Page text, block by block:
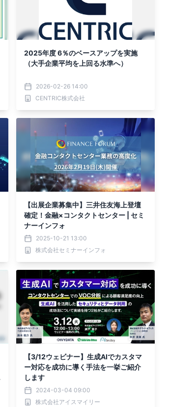
2025年度 6％のベースアップを実施
（大手企業平均を上回る水準へ）
2026-02-26 14:00
CENTRIC株式会社
【出展企業募集中】三井住友海上登壇
確定！金融×コンタクトセンター | セミ
ナーインフォ
2025-10-21 13:00
株式会社セミナーインフォ
【3/12ウェビナー】生成AIでカスタマ
ー対応を成功に導く手法を一挙ご紹介
します
2024-03-04 09:00
株式会社アイスマイリー